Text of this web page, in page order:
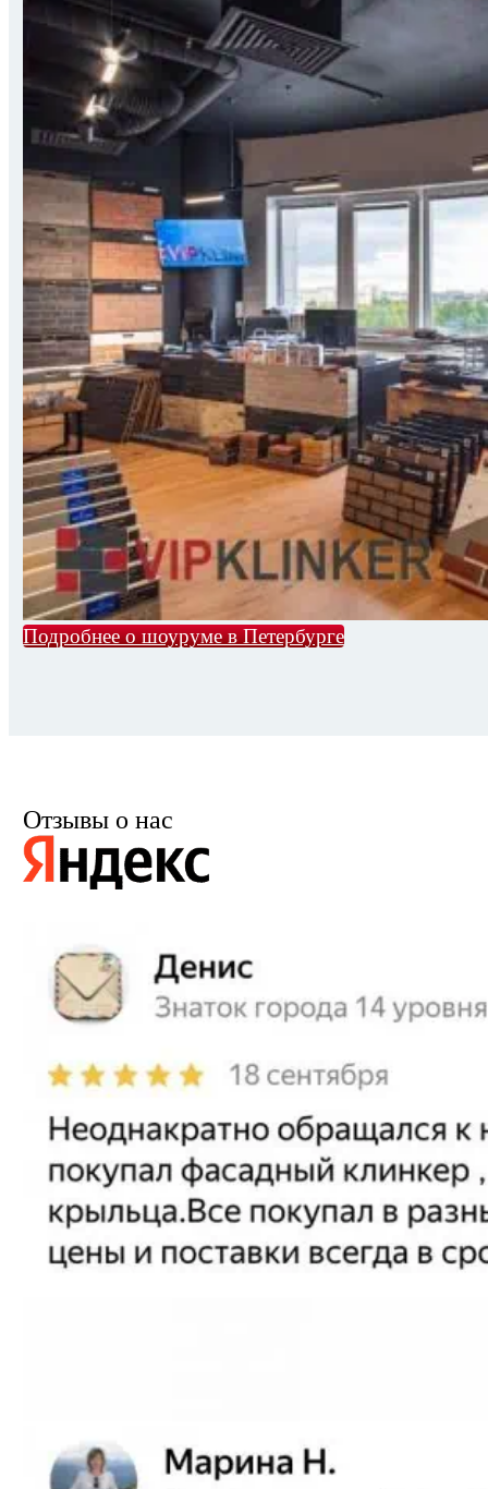
Подробнее о шоуруме в Петербурге
Отзывы о нас